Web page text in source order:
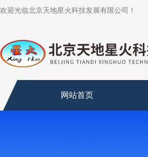
欢迎光临北京天地星火科技发展有限公司！
网站首页